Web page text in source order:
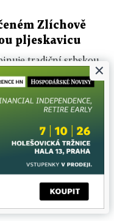
Zlíchově
pljeskavicu
tradiční srbskou
zdobí vyšívané
×